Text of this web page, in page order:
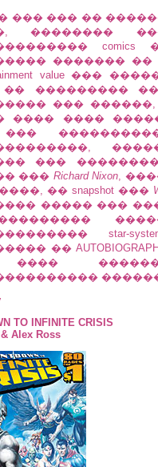
��� ��� ��
��������
�������
value ���
�� ���������
���
���� ����
���
��� Richard Nixon,
�� snapshot ���
����� ���
star-
��
����
TO INFINITE CRISIS
Alex Ross